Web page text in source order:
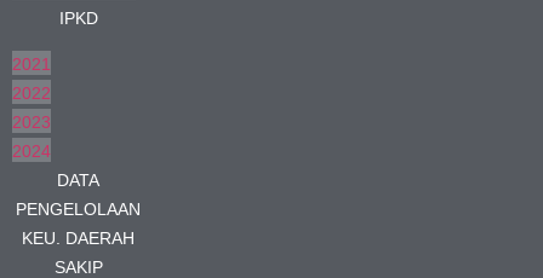
IPKD
2021
2022
2023
2024
DATA
PENGELOLAAN
KEU. DAERAH
SAKIP